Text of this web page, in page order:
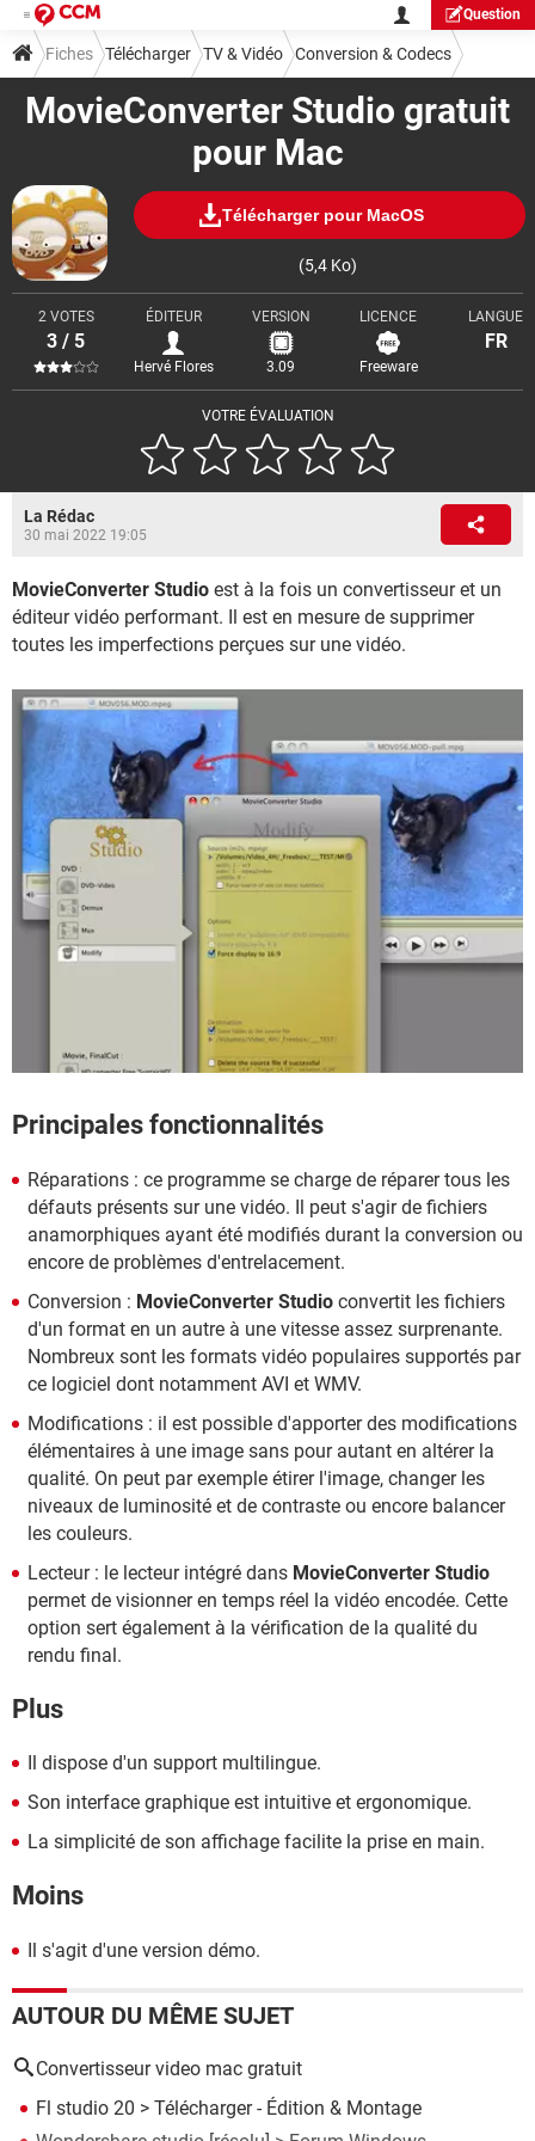
Question
MovieConverter Studio gratuit
pour Mac
Télécharger pour MacOS
(5,4 Ko)
VOTRE ÉVALUATION
2 VOTES
3 / 5
ÉDITEUR
Hervé Flores
VERSION
3.09
LICENCE
Freeware
LANGUE
FR
Fiches Télécharger TV & Vidéo Conversion & Codecs
La Rédac
30 mai 2022 19:05
MovieConverter Studio est à la fois un convertisseur et un
éditeur vidéo performant. Il est en mesure de supprimer
toutes les imperfections perçues sur une vidéo.
Principales fonctionnalités
Réparations : ce programme se charge de réparer tous les
défauts présents sur une vidéo. Il peut s'agir de fichiers
anamorphiques ayant été modifiés durant la conversion ou
encore de problèmes d'entrelacement.
Conversion : MovieConverter Studio convertit les fichiers
d'un format en un autre à une vitesse assez surprenante.
Nombreux sont les formats vidéo populaires supportés par
ce logiciel dont notamment AVI et WMV.
Modifications : il est possible d'apporter des modifications
élémentaires à une image sans pour autant en altérer la
qualité. On peut par exemple étirer l'image, changer les
niveaux de luminosité et de contraste ou encore balancer
les couleurs.
Lecteur : le lecteur intégré dans MovieConverter Studio
permet de visionner en temps réel la vidéo encodée. Cette
option sert également à la vérification de la qualité du
rendu final.
Plus
Il dispose d'un support multilingue.
Son interface graphique est intuitive et ergonomique.
La simplicité de son affichage facilite la prise en main.
Moins
Il s'agit d'une version démo.
AUTOUR DU MÊME SUJET
Convertisseur video mac gratuit
Fl studio 20 > Télécharger - Édition & Montage